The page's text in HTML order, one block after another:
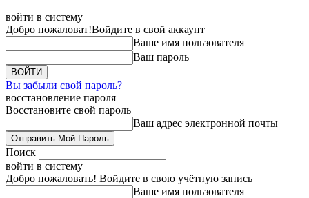
войти в систему
Добро пожаловат!Войдите в свой аккаунт
Ваше имя пользователя
Ваш пароль
Вы забыли свой пароль?
восстановление пароля
Восстановите свой пароль
Ваш адрес электронной почты
Поиск
войти в систему
Добро пожаловать! Войдите в свою учётную запись
Ваше имя пользователя